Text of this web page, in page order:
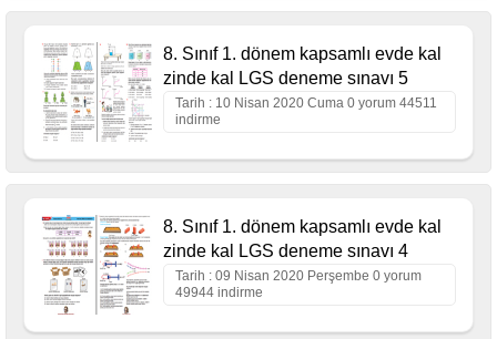
8. Sınıf 1. dönem kapsamlı evde kal
zinde kal LGS deneme sınavı 5
Tarih : 10 Nisan 2020 Cuma 0 yorum 44511
indirme
8. Sınıf 1. dönem kapsamlı evde kal
zinde kal LGS deneme sınavı 4
Tarih : 09 Nisan 2020 Perşembe 0 yorum
49944 indirme